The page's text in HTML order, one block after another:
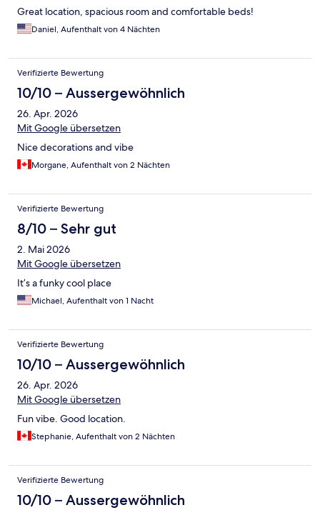
Great location, spacious room and comfortable beds!
Daniel, Aufenthalt von 4 Nächten
Verifizierte Bewertung
10/10 – Aussergewöhnlich
26. Apr. 2026
Mit Google übersetzen
Nice decorations and vibe
Morgane, Aufenthalt von 2 Nächten
Verifizierte Bewertung
8/10 – Sehr gut
2. Mai 2026
Mit Google übersetzen
It’s a funky cool place
Michael, Aufenthalt von 1 Nacht
Verifizierte Bewertung
10/10 – Aussergewöhnlich
26. Apr. 2026
Mit Google übersetzen
Fun vibe. Good location.
Stephanie, Aufenthalt von 2 Nächten
Verifizierte Bewertung
10/10 – Aussergewöhnlich